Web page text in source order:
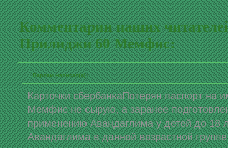
Комментарии наших
Прилиджи 60 Мемфис:
Варлам написал(а):
Карточки сбербанкаПотерян паспорт на
Мемфис не сырую, а заранее
применению Авандаглима у детей до 18
Авандаглима в данной возрастной